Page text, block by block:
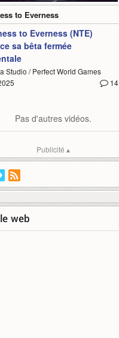
to Everness
to Everness (NTE)
sa bêta fermée
Studio / Perfect World Games
14
Pas d'autres vidéos.
Publicité ▴
web